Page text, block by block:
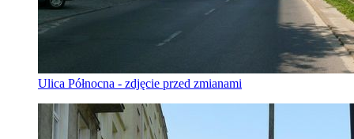
Ulica Północna - zdjęcie przed zmianami